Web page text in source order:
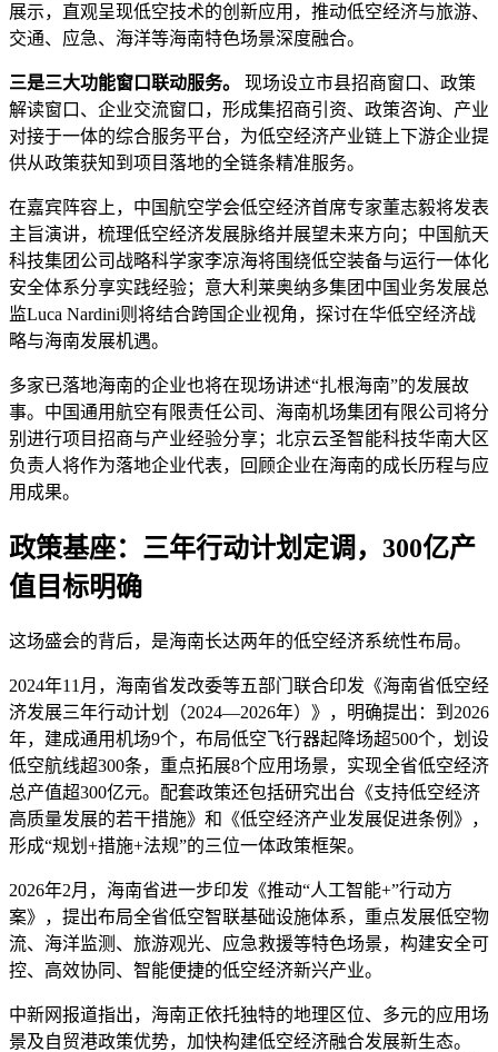
展示，直观呈现低空技术的创新应用，推动低空经济与旅游、
交通、应急、海洋等海南特色场景深度融合。
三是三大功能窗口联动服务。
现场设立市县招商窗口、政策
解读窗口、企业交流窗口，形成集招商引资、政策咨询、产业
对接于一体的综合服务平台，为低空经济产业链上下游企业提
供从政策获知到项目落地的全链条精准服务。
在嘉宾阵容上，中国航空学会低空经济首席专家董志毅将发表
主旨演讲，梳理低空经济发展脉络并展望未来方向；中国航天
科技集团公司战略科学家李凉海将围绕低空装备与运行一体化
安全体系分享实践经验；意大利莱奥纳多集团中国业务发展总
监Luca Nardini则将结合跨国企业视角，探讨在华低空经济战
略与海南发展机遇。
多家已落地海南的企业也将在现场讲述“扎根海南”的发展故
事。中国通用航空有限责任公司、海南机场集团有限公司将分
别进行项目招商与产业经验分享；北京云圣智能科技华南大区
负责人将作为落地企业代表，回顾企业在海南的成长历程与应
用成果。
政策基座：三年行动计划定调，300亿产
值目标明确
这场盛会的背后，是海南长达两年的低空经济系统性布局。
2024年11月，海南省发改委等五部门联合印发《海南省低空经
济发展三年行动计划（2024—2026年）》，明确提出：到2026
年，建成通用机场9个，布局低空飞行器起降场超500个，划设
低空航线超300条，重点拓展8个应用场景，实现全省低空经济
总产值超300亿元。配套政策还包括研究出台《支持低空经济
高质量发展的若干措施》和《低空经济产业发展促进条例》，
形成“规划+措施+法规”的三位一体政策框架。
2026年2月，海南省进一步印发《推动“人工智能+”行动方
案》，提出布局全省低空智联基础设施体系，重点发展低空物
流、海洋监测、旅游观光、应急救援等特色场景，构建安全可
控、高效协同、智能便捷的低空经济新兴产业。
中新网报道指出，海南正依托独特的地理区位、多元的应用场
景及自贸港政策优势，加快构建低空经济融合发展新生态。